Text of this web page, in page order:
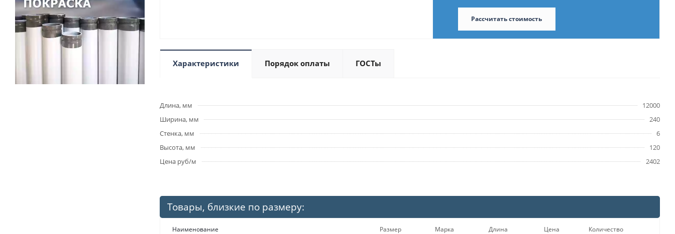
Рассчитать стоимость
Характеристики Порядок оплаты ГОСТы
Длина, мм
12000
Ширина, мм
240
Стенка, мм
6
Высота, мм
120
Цена руб/м
2402
Товары, близкие по размеру:
Наименование Размер Марка Длина Цена Количество